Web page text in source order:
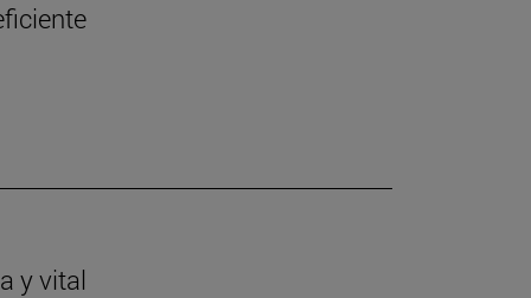
y vital